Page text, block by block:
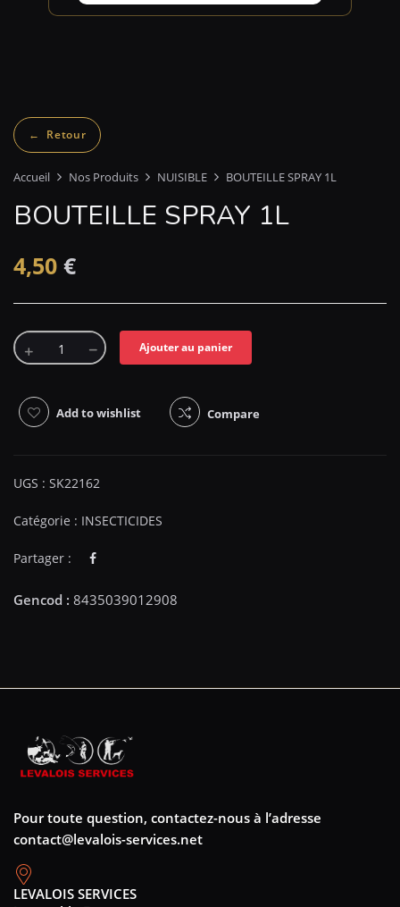
Accueil Nos Produits NUISIBLE BOUTEILLE SPRAY 1L
BOUTEILLE SPRAY 1L
4,50 €
Ajouter au panier
Add to wishlist Compare
UGS : SK22162
Catégorie : INSECTICIDES
Partager :
Pour toute question, contactez-nous à l’adresse
contact@levalois-services.net
LEVALOIS SERVICES